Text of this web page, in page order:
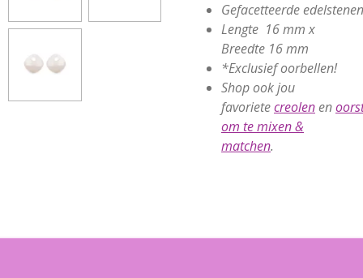
Gefacetteerdeedelstenen
Lengte 16 mm x
Breedte 16 mm
*Exclusief oorbellen!
Shop ook jou
favorietecreolenen
om te mixen &
matchen.